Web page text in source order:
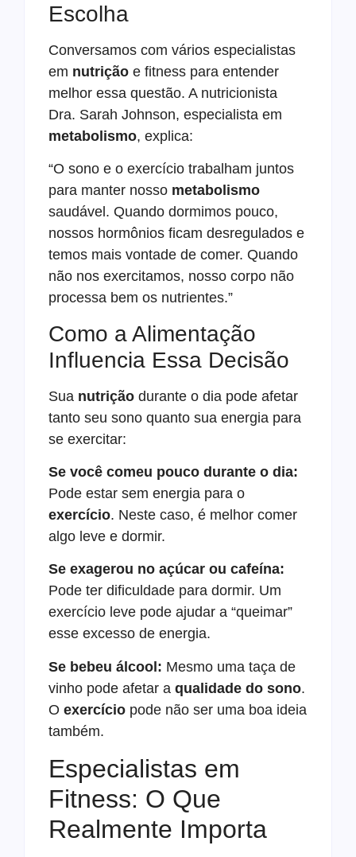
Escolha
Conversamos com vários especialistas
em nutrição e fitness para entender
melhor essa questão. A nutricionista
Dra. Sarah Johnson, especialista em
metabolismo, explica:
“O sono e o exercício trabalham juntos
para manter nosso metabolismo
saudável. Quando dormimos pouco,
nossos hormônios ficam desregulados e
temos mais vontade de comer. Quando
não nos exercitamos, nosso corpo não
processa bem os nutrientes.”
Como a Alimentação
Influencia Essa Decisão
Sua nutrição durante o dia pode afetar
tanto seu sono quanto sua energia para
se exercitar:
Se você comeu pouco durante o dia:
Pode estar sem energia para o
exercício. Neste caso, é melhor comer
algo leve e dormir.
Se exagerou no açúcar ou cafeína:
Pode ter dificuldade para dormir. Um
exercício leve pode ajudar a “queimar”
esse excesso de energia.
Se bebeu álcool: Mesmo uma taça de
vinho pode afetar a qualidade do sono.
O exercício pode não ser uma boa ideia
também.
Especialistas em
Fitness: O Que
Realmente Importa